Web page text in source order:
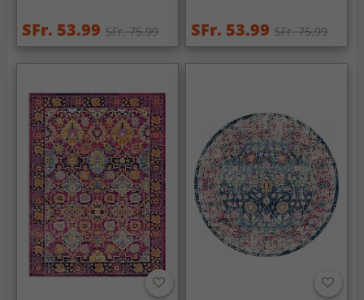
SFr. 53.99 SFr. 75.99 SFr. 53.99 SFr. 75.99